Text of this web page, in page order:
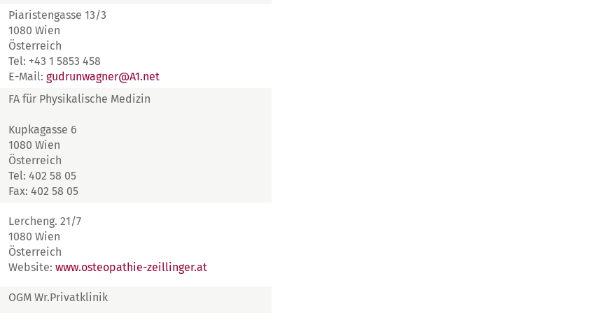
Piaristengasse 13/3
1080 Wien
Österreich
Tel: +43 1 5853 458
E-Mail: gudrunwagner@A1.net
FA für Physikalische Medizin
Kupkagasse 6
1080 Wien
Österreich
Tel: 402 58 05
Fax: 402 58 05
Lercheng. 21/7
1080 Wien
Österreich
Website: www.osteopathie-zeillinger.at
OGM Wr.Privatklinik